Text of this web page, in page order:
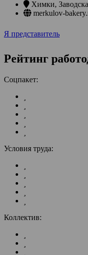
Химки,
merkulov-
Я представитель
Рейтинг
Соцпакет:
Условия труда:
Коллектив: